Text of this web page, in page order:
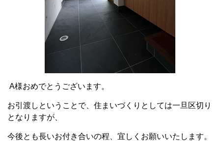
A様おめでとうございます。
お引渡しということで、住まいづくりとしては一旦区切り
となりますが、
今後とも長いお付き合いの程、宜しくお願いいたします。